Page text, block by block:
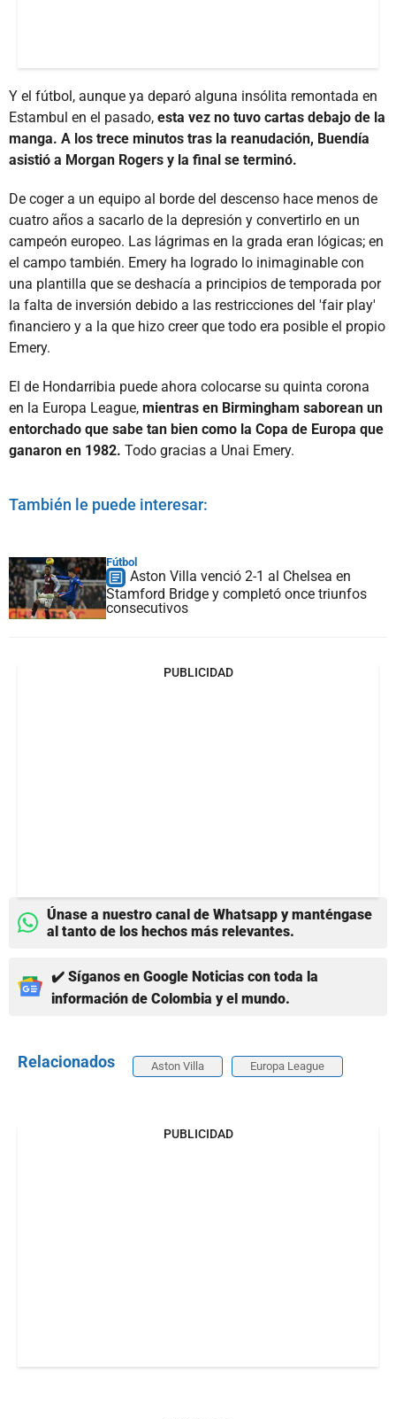
Y el fútbol, aunque ya deparó alguna insólita remontada en
Estambul en el pasado, esta vez no tuvo cartas debajo de la
manga. A los trece minutos tras la reanudación, Buendía
asistió a Morgan Rogers y la final se terminó.
De coger a un equipo al borde del descenso hace menos de
cuatro años a sacarlo de la depresión y convertirlo en un
campeón europeo. Las lágrimas en la grada eran lógicas; en
el campo también. Emery ha logrado lo inimaginable con
una plantilla que se deshacía a principios de temporada por
la falta de inversión debido a las restricciones del 'fair play'
financiero y a la que hizo creer que todo era posible el propio
Emery.
El de Hondarribia puede ahora colocarse su quinta corona
en la Europa League, mientras en Birmingham saborean un
entorchado que sabe tan bien como la Copa de Europa que
ganaron en 1982. Todo gracias a Unai Emery.
También le puede interesar:
Fútbol
Aston Villa venció 2-1 al Chelsea en
Stamford Bridge y completó once triunfos
consecutivos
PUBLICIDAD
Únase a nuestro canal de Whatsapp y manténgase
al tanto de los hechos más relevantes.
✔️ Síganos en Google Noticias con toda la
información de Colombia y el mundo.
Relacionados Aston Villa Europa League
PUBLICIDAD